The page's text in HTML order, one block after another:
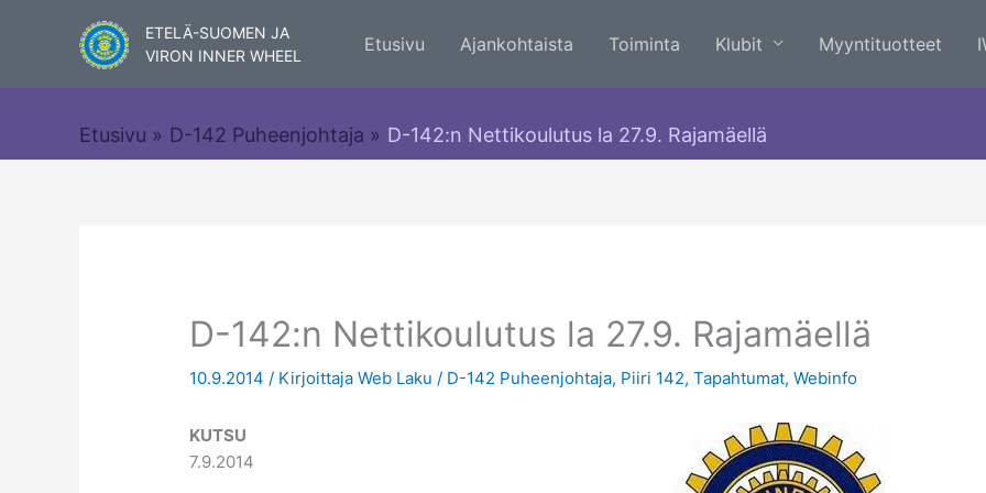
ETELÄ-SUOMEN JA
VIRON INNER WHEEL
Etusivu Ajankohtaista Toiminta Klubit Myyntituotteet
Etusivu D-142 Puheenjohtaja D-142:n Nettikoulutus la 27.9. Rajamäellä
D-142:n Nettikoulutus la 27.9. Rajamäellä
10.9.2014/ KirjoittajaWeb Laku/ D-142 Puheenjohtaja, Piiri 142,Tapahtumat,Webinfo
KUTSU
7.9.2014